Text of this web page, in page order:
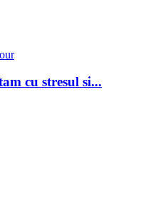
cu stresul si...